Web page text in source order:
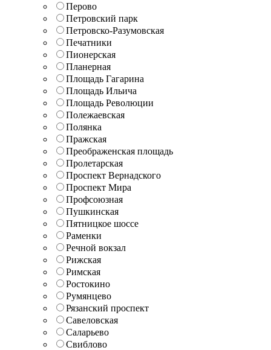
Перово
Петровский парк
Петровско-Разумовская
Печатники
Пионерская
Планерная
Площадь Гагарина
Площадь Ильича
Площадь Революции
Полежаевская
Полянка
Пражская
Преображенская площадь
Пролетарская
Проспект Вернадского
Проспект Мира
Профсоюзная
Пушкинская
Пятницкое шоссе
Раменки
Речной вокзал
Рижская
Римская
Ростокино
Румянцево
Рязанский проспект
Савеловская
Саларьево
Свиблово